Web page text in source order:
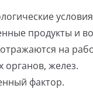
продукты и
на
органов, желез.
фактор.